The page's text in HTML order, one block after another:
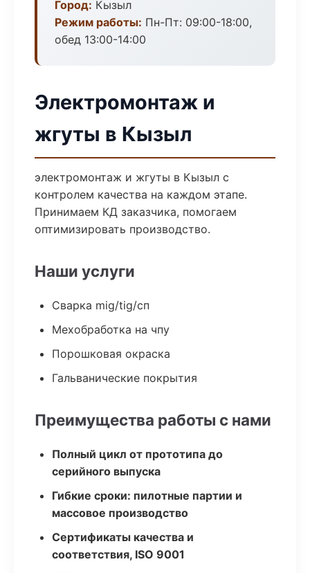
Город: Кызыл
Режим работы: Пн-Пт: 09:00-18:00,
обед 13:00-14:00
Электромонтаж и
жгуты в Кызыл
электромонтаж и жгуты в Кызыл с
контролем качества на каждом этапе.
Принимаем КД заказчика, помогаем
оптимизировать производство.
Наши услуги
Сварка mig/tig/сп
Мехобработка на чпу
Порошковая окраска
Гальванические покрытия
Преимущества работы с нами
Полный цикл от прототипа до
серийного выпуска
Гибкие сроки: пилотные партии и
массовое производство
Сертификаты качества и
соответствия, ISO 9001